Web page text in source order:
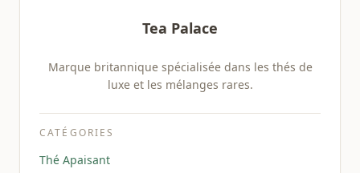
Tea Palace
Marque britannique spécialisée dans les thés de
luxe et les mélanges rares.
CATÉGORIES
Thé Apaisant